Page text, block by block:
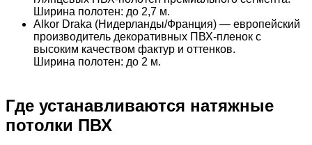
Ширина полотен: до 2,7 м.
Alkor Draka (Нидерланды/Франция) — европейский
производитель декоративных ПВХ-пленок с
высоким качеством фактур и оттенков.
Ширина полотен: до 2 м.
Где устанавливаются натяжные
потолки ПВХ